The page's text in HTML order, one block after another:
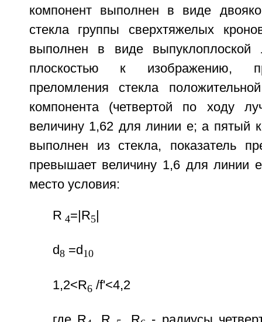
компонент выполнен в виде
стекла группы сверхтяжелых
выполнен в виде выпуклоплоской
плоскостью к изображению,
преломления стекла
компонента (четвертой по ходу
величину 1,62 для линии е; а пятый
выполнен из стекла, показатель
превышает величину 1,6 для линии
место условия:
R 4=|R5
d8 =d 10
1,2<R6 /f'<4,2